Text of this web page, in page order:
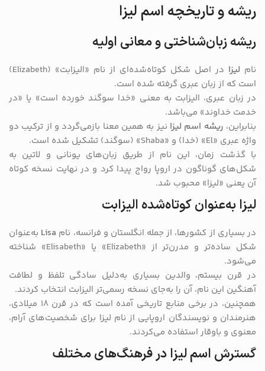
ریشه و تاریخچه اسم لیزا
ریشه زبان‌شناختی و معانی اولیه
نام لیزا
در اصل شکل کوتاه‌شده‌ای از نام «الیزابت» (Elizabeth)
است که از زبان عبری گرفته شده است.
در زبان عبری، الیزابت به معنی «خدا سوگند خورده است» یا «در
خدمت خداوند» می‌باشد.
بنابراین، ریشه اسم لیزا نیز به همین معنا بازمی‌گردد و از ترکیب دو
واژه عبری «El» (خدا) و «Shaba» (سوگند) تشکیل شده است.
با گذشت زمان، این نام از طریق زبان‌های یونانی و لاتین به
شکل‌های گوناگون در اروپا رواج پیدا کرد و در نهایت نسخه کوتاه
آن یعنی «لیزا» محبوب شد.
لیزا به‌عنوان کوتاه‌شده الیزابت
در بسیاری از کشورها، از جمله انگلستان و فرانسه، نام Lisa به‌عنوان
شکل ساده‌تر و مدرن‌تر از «Elizabeth» یا «Elisabeth» شناخته
می‌شود.
در قرن بیستم، والدین بسیاری به‌دلیل سادگی تلفظ و لطافت
آهنگین این نام، آن را به‌جای نسخه رسمی‌تر الیزابت انتخاب کردند.
همچنین، در برخی منابع تاریخی آمده است که در قرن ۱۸ میلادی،
هنرمندان و نویسندگان اروپایی از نام لیزا برای شخصیت‌های آرام،
معنوی و باوقار استفاده می‌کردند.
گسترش اسم لیزا در فرهنگ‌های مختلف